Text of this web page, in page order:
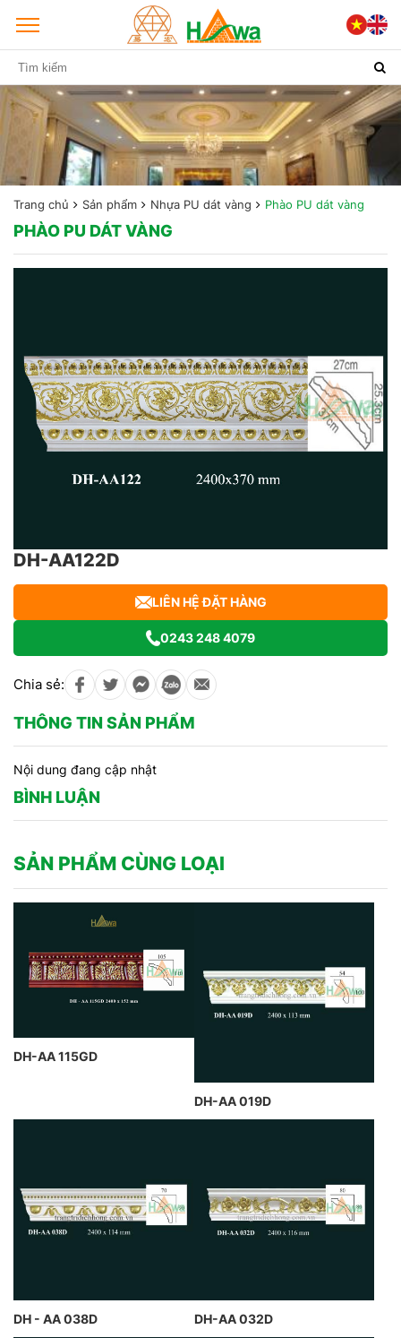
Trang chủ Sản phẩm Nhựa PU dát vàng Phào PU dát vàng
PHÀO PU DÁT VÀNG
DH-AA122D
LIÊN HỆ ĐẶT HÀNG
0243 248 4079
Chia sẻ:
THÔNG TIN SẢN PHẨM
Nội dung đang cập nhật
BÌNH LUẬN
SẢN PHẨM CÙNG LOẠI
DH-AA 115GD
DH-AA 019D
DH - AA 038D DH-AA 032D